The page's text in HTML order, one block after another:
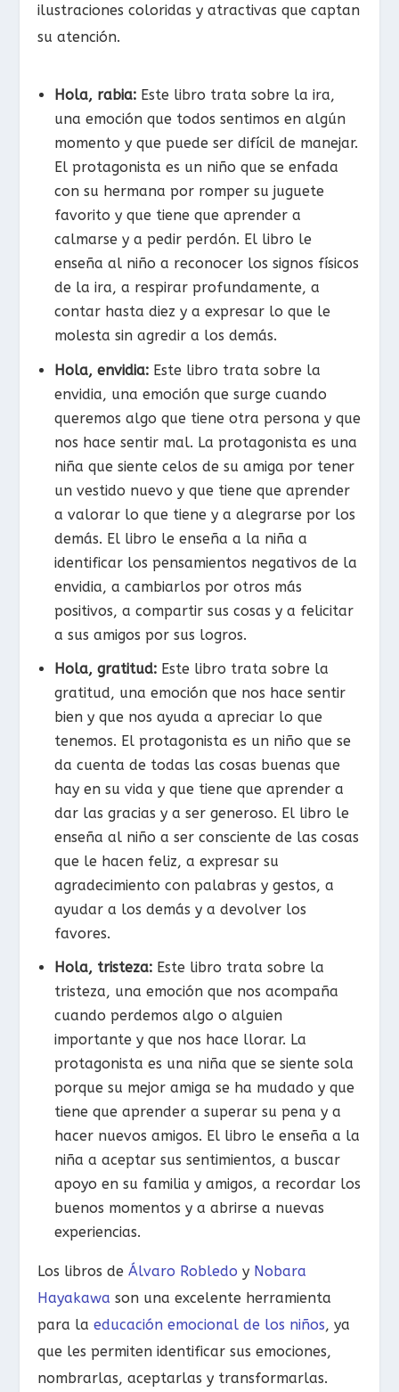
ilustraciones coloridas y atractivas que captan
su atención.
Hola, rabia: Este libro trata sobre la ira,
una emoción que todos sentimos en algún
momento y que puede ser difícil de manejar.
El protagonista es un niño que se enfada
con su hermana por romper su juguete
favorito y que tiene que aprender a
calmarse y a pedir perdón. El libro le
enseña al niño a reconocer los signos físicos
de la ira, a respirar profundamente, a
contar hasta diez y a expresar lo que le
molesta sin agredir a los demás.
Hola, envidia:Este libro trata sobre la
envidia, una emoción que surge cuando
queremos algo que tiene otra persona y que
nos hace sentir mal. La protagonista es una
niña que siente celos de su amiga por tener
un vestido nuevo y que tiene que aprender
a valorar lo que tiene y a alegrarse por los
demás. El libro le enseña a la niña a
identificar los pensamientos negativos de la
envidia, a cambiarlos por otros más
positivos, a compartir sus cosas y a felicitar
a sus amigos por sus logros.
Hola, gratitud:Este libro trata sobre la
gratitud, una emoción que nos hace sentir
bien y que nos ayuda a apreciar lo que
tenemos. El protagonista es un niño que se
da cuenta de todas las cosas buenas que
hay en su vida y que tiene que aprender a
dar las gracias y a ser generoso. El libro le
enseña al niño a ser consciente de las cosas
que le hacen feliz, a expresar su
agradecimiento con palabras y gestos, a
ayudar a los demás y a devolver los
favores.
Hola, tristeza: Este libro trata sobre la
tristeza, una emoción que nos acompaña
cuando perdemos algo o alguien
importante y que nos hace llorar. La
protagonista es una niña que se siente sola
porque su mejor amiga se ha mudado y que
tiene que aprender a superar su pena y a
hacer nuevos amigos. El libro le enseña a la
niña a aceptar sus sentimientos, a buscar
apoyo en su familia y amigos, a recordar los
buenos momentos y a abrirse a nuevas
experiencias.
Los libros deÁlvaro Robledo y Nobara
Hayakawason una excelente herramienta
para la educación emocional de los niños, ya
que les permiten identificar sus emociones,
nombrarlas, aceptarlas y transformarlas.